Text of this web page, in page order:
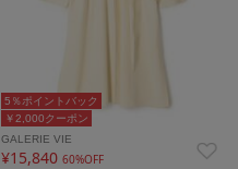
￥2,000クーポン
5％ポイントバック
GALERIE VIE
¥15,84060%OFF